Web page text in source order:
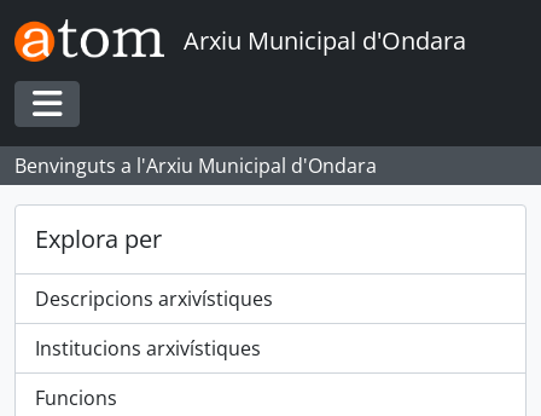
Skip to main content
Arxiu Municipal d'Ondara
Toggle navigation
Benvinguts a l'Arxiu Municipal d'Ondara
Explora per
Descripcions arxivístiques
Institucions arxivístiques
Funcions